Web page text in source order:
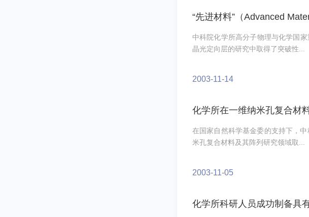
“先进材料”（Advanced
中科院化学所高分子物理与化学国
晶光定向层的研究中取得了突破性...
2003-11-14
化学所在一维纳米孔复合材
在国家自然科学基金委的支持下，
米孔复合材料及其阵列研究领域取...
2003-11-05
化学所科研人员成功制备具